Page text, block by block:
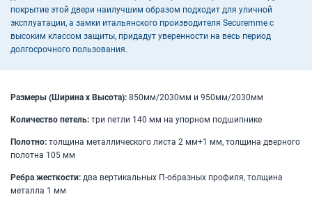
покрытие этой двери наилучшим образом подходит для уличной
эксплуатации, а замки итальянского производителя Securemme с
высоким классом защиты, придадут уверенности на весь период
долгосрочного пользования.
Размеры (Ширина х Высота): 850мм/2030мм и 950мм/2030мм
Количество петель: три петли 140 мм на упорном подшипнике
Полотно: толщина металлического листа 2 мм+1 мм, толщина дверного
полотна 105 мм
Ребра жесткости: два вертикальных П-образных профиля, толщина
металла 1 мм